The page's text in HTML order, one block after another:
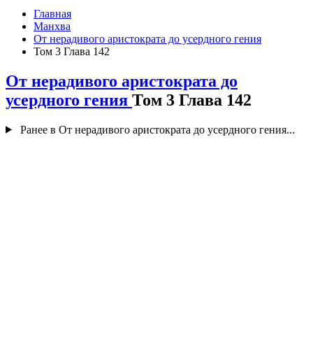
Главная
Манхва
От нерадивого аристократа до усердного гения
Том 3 Глава 142
От нерадивого аристократа до
усердного гения Том 3 Глава 142
Ранее в От нерадивого аристократа до усердного гения...